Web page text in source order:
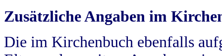
Zusätzliche Angaben im
Die im Kirchenbuch ebenfalls